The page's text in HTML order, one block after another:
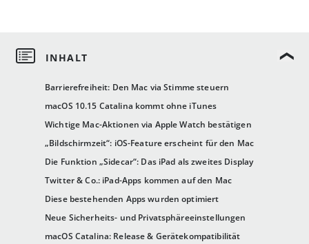
Barrierefreiheit: Den Mac via Stimme steuern
macOS 10.15 Catalina kommt ohne iTunes
Wichtige Mac-Aktionen via Apple Watch bestätigen
„Bildschirmzeit“: iOS-Feature erscheint für den Mac
Die Funktion „Sidecar“: Das iPad als zweites Display
Twitter & Co.: iPad-Apps kommen auf den Mac
Diese bestehenden Apps wurden optimiert
Neue Sicherheits- und Privatsphäreeinstellungen
macOS Catalina: Release & Gerätekompatibilität